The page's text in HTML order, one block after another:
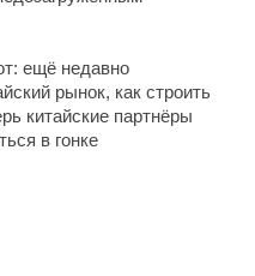
ещё недавно
рынок, как строить
китайские партнёры
в гонке